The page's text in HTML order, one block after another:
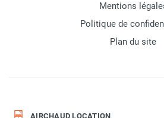
Mentions
Politique de
Plan du site
AIRCHAUD LOCATION